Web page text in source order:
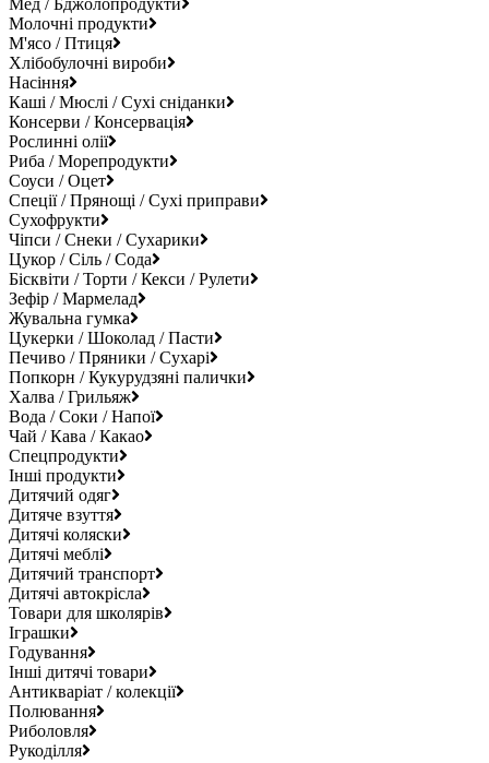
Молочні продукти
М'ясо / Птиця
Хлібобулочні вироби
Насіння
Каші / Мюслі / Сухі сніданки
Консерви / Консервація
Рослинні олії
Риба / Морепродукти
Соуси / Оцет
Спеції / Прянощі / Сухі приправи
Сухофрукти
Чіпси / Снеки / Сухарики
Цукор / Сіль / Сода
Бісквіти / Торти / Кекси / Рулети
Зефір / Мармелад
Жувальна гумка
Цукерки / Шоколад / Пасти
Печиво / Пряники / Сухарі
Попкорн / Кукурудзяні палички
Халва / Грильяж
Вода / Соки / Напої
Чай / Кава / Какао
Спецпродукти
Інші продукти
Дитячий одяг
Дитяче взуття
Дитячі коляски
Дитячі меблі
Дитячий транспорт
Дитячі автокрісла
Товари для школярів
Іграшки
Годування
Інші дитячі товари
Антикваріат / колекції
Полювання
Риболовля
Рукоділля